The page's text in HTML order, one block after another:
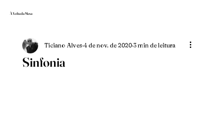
À Volta da Mesa
Sinfonia
Ticiano Alves 4 de nov. de 2020 3 min de leitura